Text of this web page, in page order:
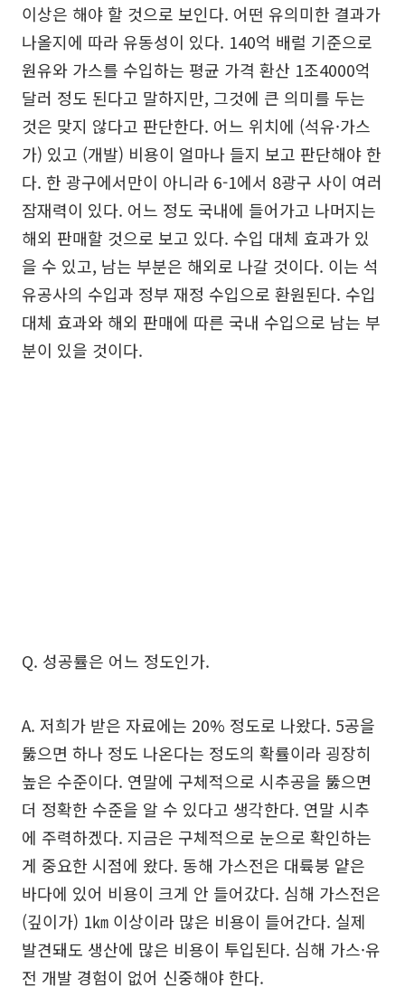
이상은 해야 할 것으로 보인다. 어떤 유의미한 결과가
나올지에 따라 유동성이 있다. 140억 배럴 기준으로
원유와 가스를 수입하는 평균 가격 환산 1조4000억
달러 정도 된다고 말하지만, 그것에 큰 의미를 두는
것은 맞지 않다고 판단한다. 어느 위치에 (석유·가스
가) 있고 (개발) 비용이 얼마나 들지 보고 판단해야 한
다. 한 광구에서만이 아니라 6-1에서 8광구 사이 여러
잠재력이 있다. 어느 정도 국내에 들어가고 나머지는
해외 판매할 것으로 보고 있다. 수입 대체 효과가 있
을 수 있고, 남는 부분은 해외로 나갈 것이다. 이는 석
유공사의 수입과 정부 재정 수입으로 환원된다. 수입
대체 효과와 해외 판매에 따른 국내 수입으로 남는 부
분이 있을 것이다.
Q. 성공률은 어느 정도인가.
A. 저희가 받은 자료에는 20% 정도로 나왔다. 5공을
뚫으면 하나 정도 나온다는 정도의 확률이라 굉장히
높은 수준이다. 연말에 구체적으로 시추공을 뚫으면
더 정확한 수준을 알 수 있다고 생각한다. 연말 시추
에 주력하겠다. 지금은 구체적으로 눈으로 확인하는
게 중요한 시점에 왔다. 동해 가스전은 대륙붕 얕은
바다에 있어 비용이 크게 안 들어갔다. 심해 가스전은
(깊이가) 1㎞ 이상이라 많은 비용이 들어간다. 실제
발견돼도 생산에 많은 비용이 투입된다. 심해 가스·유
전 개발 경험이 없어 신중해야 한다.